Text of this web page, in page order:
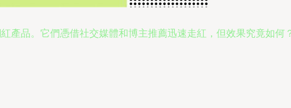
產品。它們憑借社交媒體和博主推薦迅速走紅，但效果究竟如何